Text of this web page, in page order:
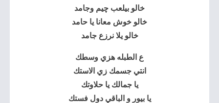
خالو بيلعب چيم وجامد
خالو خوش معانا يا حامد
خالو يلا نرزع جامد
ع الطبله هزي وسطك
انتي جسمك زي الاستك
يا جمالك يا حلاوتك
يا بيور و الباقي دول فستك